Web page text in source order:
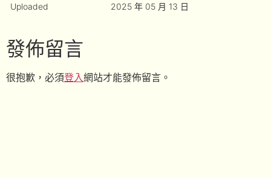
Uploaded 2025 年 05 月 13 日
發佈留言
很抱歉，必須登入網站才能發佈留言。